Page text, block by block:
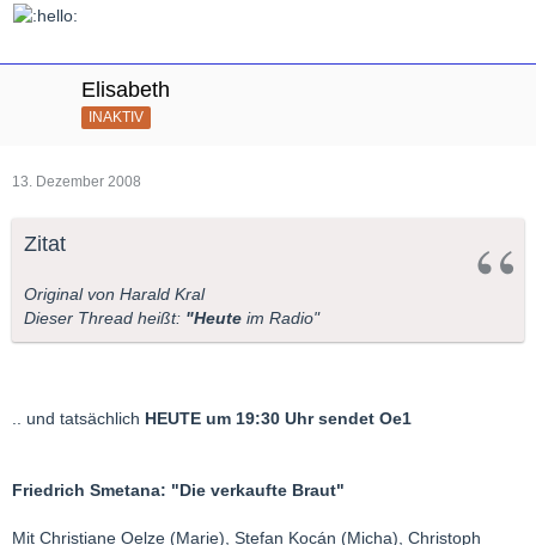
Elisabeth
INAKTIV
13. Dezember 2008
Zitat
Original von Harald Kral
Dieser Thread heißt: "Heute im Radio"
.. und tatsächlich HEUTE um 19:30 Uhr sendet Oe1
Friedrich Smetana: "Die verkaufte Braut"
Mit Christiane Oelze (Marie), Stefan Kocán (Micha), Christoph